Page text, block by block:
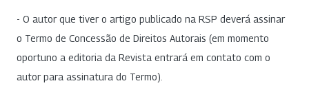
- O autor que tiver o artigo publicado na RSP deverá assinar
o Termo de Concessão de Direitos Autorais (em momento
oportuno a editoria da Revista entrará em contato com o
autor para assinatura do Termo).